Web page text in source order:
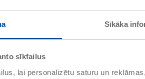
Sīkāka
sīkfailus
lai personalizētu saturu un